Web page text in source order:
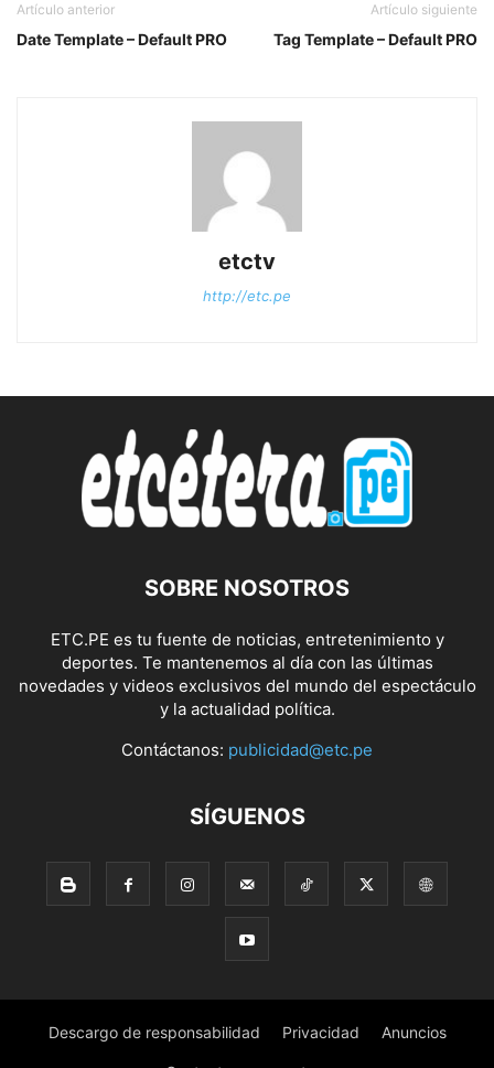
Artículo anterior
Date Template – Default PRO
Artículo siguiente
Tag Template – Default PRO
etctv
http://etc.pe
SOBRE NOSOTROS
ETC.PE es tu fuente de noticias, entretenimiento y
deportes. Te mantenemos al día con las últimas
novedades y videos exclusivos del mundo del espectáculo
y la actualidad política.
Contáctanos: publicidad@etc.pe
SÍGUENOS
Descargo de responsabilidad Privacidad Anuncios